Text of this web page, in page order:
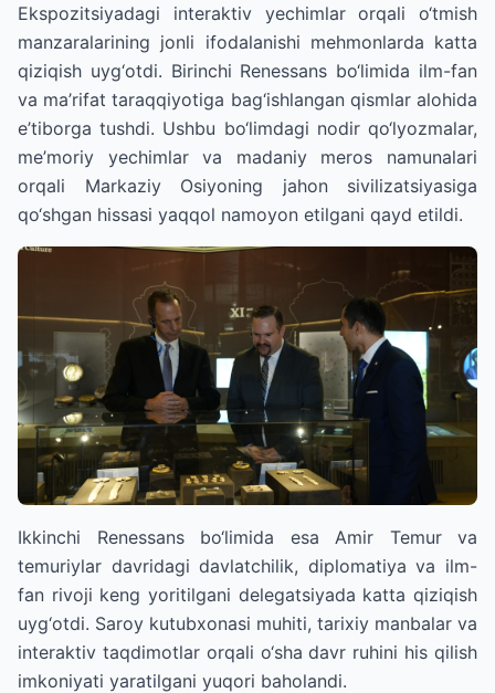
Ekspozitsiyadagi interaktiv yechimlar orqali o‘tmish
manzaralarining jonli ifodalanishi mehmonlarda katta
qiziqish uyg‘otdi. Birinchi Renessans bo‘limida ilm-fan
va ma’rifat taraqqiyotiga bag‘ishlangan qismlar alohida
e’tiborga tushdi. Ushbu bo‘limdagi nodir qo‘lyozmalar,
me’moriy yechimlar va madaniy meros namunalari
orqali Markaziy Osiyoning jahon sivilizatsiyasiga
qo‘shgan hissasi yaqqol namoyon etilgani qayd etildi.
Ikkinchi Renessans bo‘limida esa Amir Temur va
temuriylar davridagi davlatchilik, diplomatiya va ilm-
fan rivoji keng yoritilgani delegatsiyada katta qiziqish
uyg‘otdi. Saroy kutubxonasi muhiti, tarixiy manbalar va
interaktiv taqdimotlar orqali o‘sha davr ruhini his qilish
imkoniyati yaratilgani yuqori baholandi.